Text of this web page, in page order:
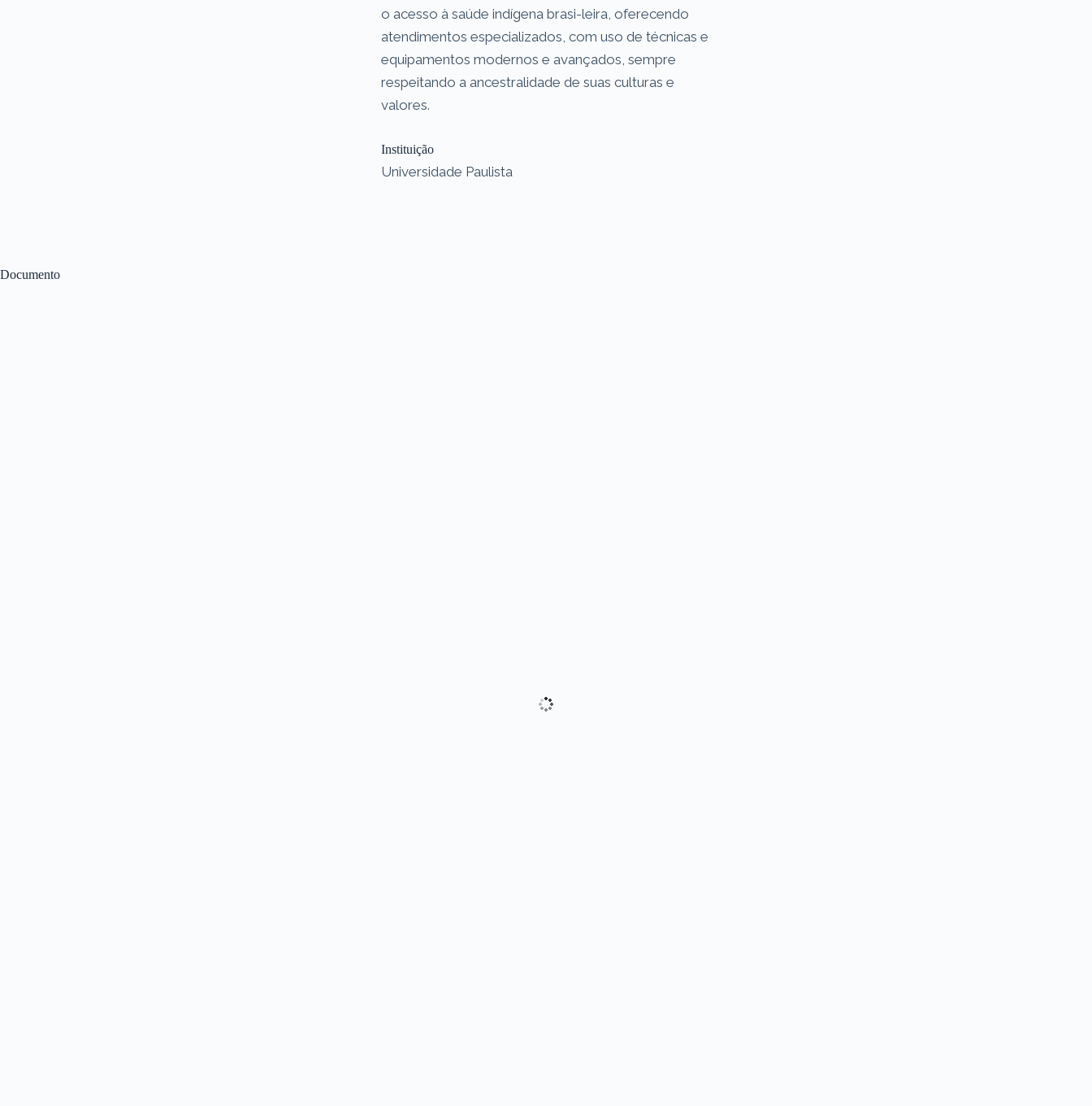
Documento
o acesso à saúde indígena brasi-leira, oferecendo
atendimentos especializados, com uso de técnicas e
equipamentos modernos e avançados, sempre
respeitando a ancestralidade de suas culturas e
valores.
Instituição
Universidade Paulista